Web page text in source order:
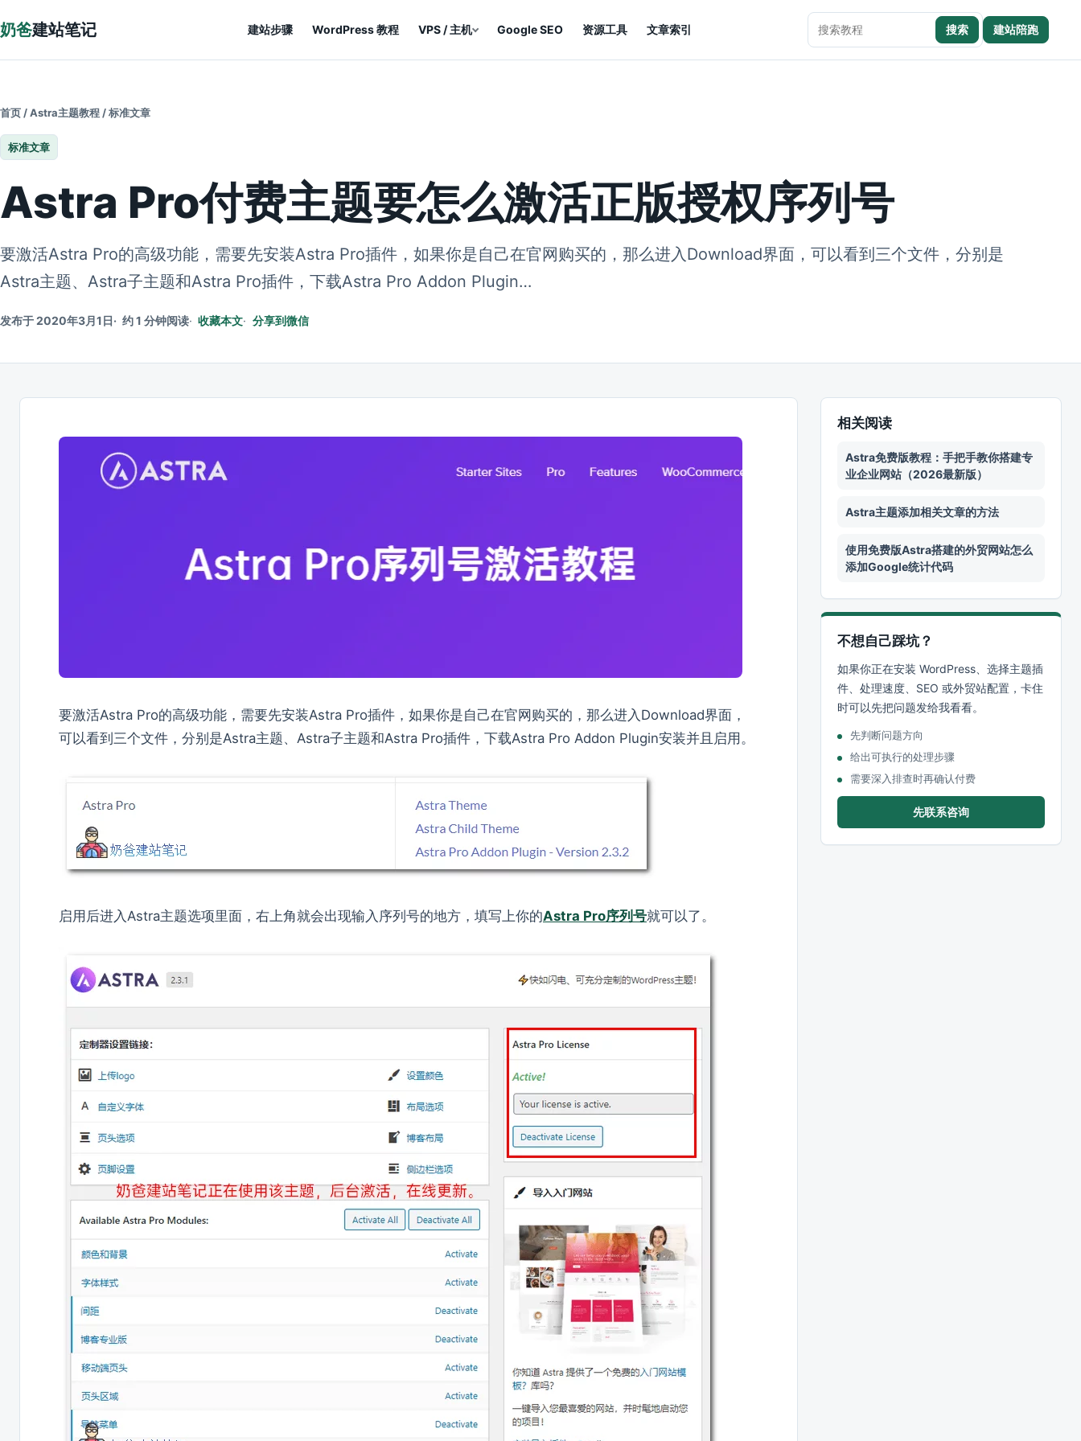
奶爸建站笔记 建站步骤 WordPress 教程 VPS / 主机 Google SEO 资源工具 文章索引
搜索本站内容
搜索 建站陪跑
首页 /Astra主题教程 /标准文章
标准文章
Astra Pro付费主题要怎么激活正版授权序列号
要激活Astra Pro的高级功能，需要先安装Astra Pro插件，如果你是自己在官网购买的，那么进入Download界面，可以看到三个文件，分别是
Astra主题、Astra子主题和Astra Pro插件，下载Astra Pro Addon Plugin…
发布于 2020年3月1日 约 1 分钟阅读 收藏本文 分享到微信
要激活Astra Pro的高级功能，需要先安装Astra Pro插件，如果你是自己在官网购买的，那么进入Download界面，
可以看到三个文件，分别是Astra主题、Astra子主题和Astra Pro插件，下载Astra Pro Addon Plugin安装并且启用。
启用后进入Astra主题选项里面，右上角就会出现输入序列号的地方，填写上你的Astra Pro序列号就可以了。
相关阅读
Astra免费版教程：手把手教你搭建专
业企业网站（2026最新版）
Astra主题添加相关文章的方法
使用免费版Astra搭建的外贸网站怎么
添加Google统计代码
不想自己踩坑？
如果你正在安装 WordPress、选择主题插
件、处理速度、SEO 或外贸站配置，卡住
时可以先把问题发给我看看。
先判断问题方向
给出可执行的处理步骤
需要深入排查时再确认付费
先联系咨询